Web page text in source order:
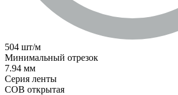
504 шт/м
Минимальный отрезок
7.94 мм
Серия ленты
COB открытая